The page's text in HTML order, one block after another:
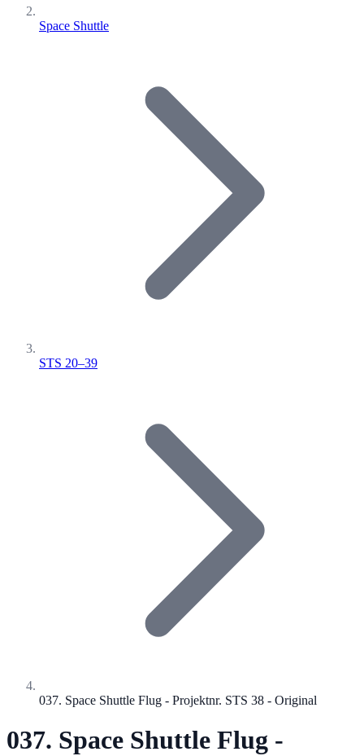
Space Shuttle
STS 20–39
037. Space Shuttle Flug - Projektnr. STS 38 - Original
037. Space Shuttle Flug -